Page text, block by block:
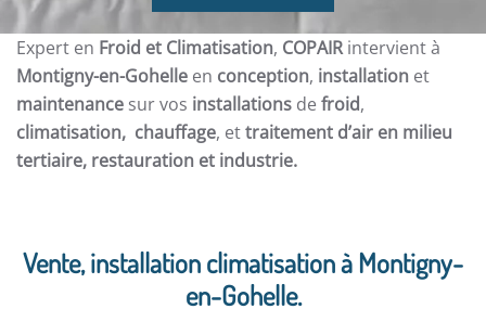
Expert en Froid et Climatisation, COPAIRintervient à
Montigny-en-Gohelle en conception, installation et
maintenance sur vos installations de froid,
climatisation, chauffage, ettraitement d’air en milieu
tertiaire, restauration et industrie.
Vente, installation climatisation à Montigny-
en-Gohelle.